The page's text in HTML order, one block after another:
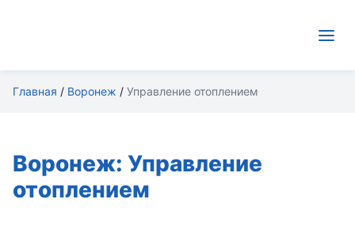
Главная / Воронеж / Управление отоплением
Воронеж: Управление
отоплением